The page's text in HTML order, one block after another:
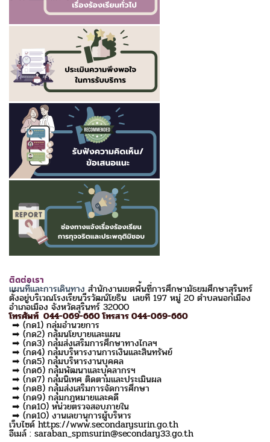
ติดต่อเรา
แผนที่และการเดินทางสำนักงานเขตพื้นที่การศึกษามัธยมศึกษาสุรินทร์
ตั้งอยู่บริเวณโรงเรียนวีรวัฒน์โยธิน เลขที่ 197 หมู่ 20 ตำบลนอกเมือง
อำเภอเมือง จังหวัดสุรินทร์ 32000
โทรศัพท์ 044-069-660 โทรสาร 044-069-660
➡ (กด1) กลุ่มอำนวยการ
➡ (กด2) กลุ่มนโยบายและแผน
➡ (กด3) กลุ่มส่งเสริมการศึกษาทางไกลฯ
➡ (กด4) กลุ่มบริหารงานการเงินและสินทรัพย์
➡ (กด5) กลุ่มบริหารงานบุคคล
➡ (กด6) กลุ่มพัฒนาและบุคลากรฯ
➡ (กด7) กลุ่มนิเทศ ติดตามและประเมินผล
➡ (กด8) กลุ่มส่งเสริมการจัดการศึกษา
➡ (กด9) กลุ่มกฎหมายและคดี
➡ (กด10) หน่วยตรวจสอบภายใน
➡ (กด10) งานเลขานุการผู้บริหาร
เว็บไซด์ https://www.secondarysurin.go.th
อีเมล์ : saraban_spmsurin@secondary33.go.th